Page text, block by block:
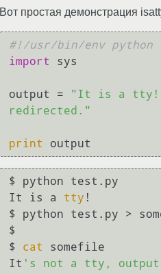
Вот простая демонстрация
#!/usr/bin/env python
import
sys
output = "It is a
redirected."
print
$ python test.py
It is a tty !
$ python test.py >
$
$ cat
somefile
It